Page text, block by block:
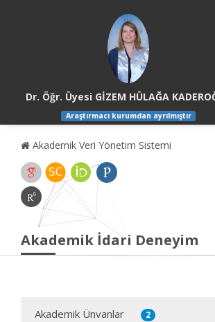
Dr. Öğr. Üyesi GİZEM HÜLAĞA
Araştırmacı kurumdan ayrılmıştır
Akademik Veri Yönetim Sistemi
Akademik İdari Deneyim
Akademik Ünvanlar 2